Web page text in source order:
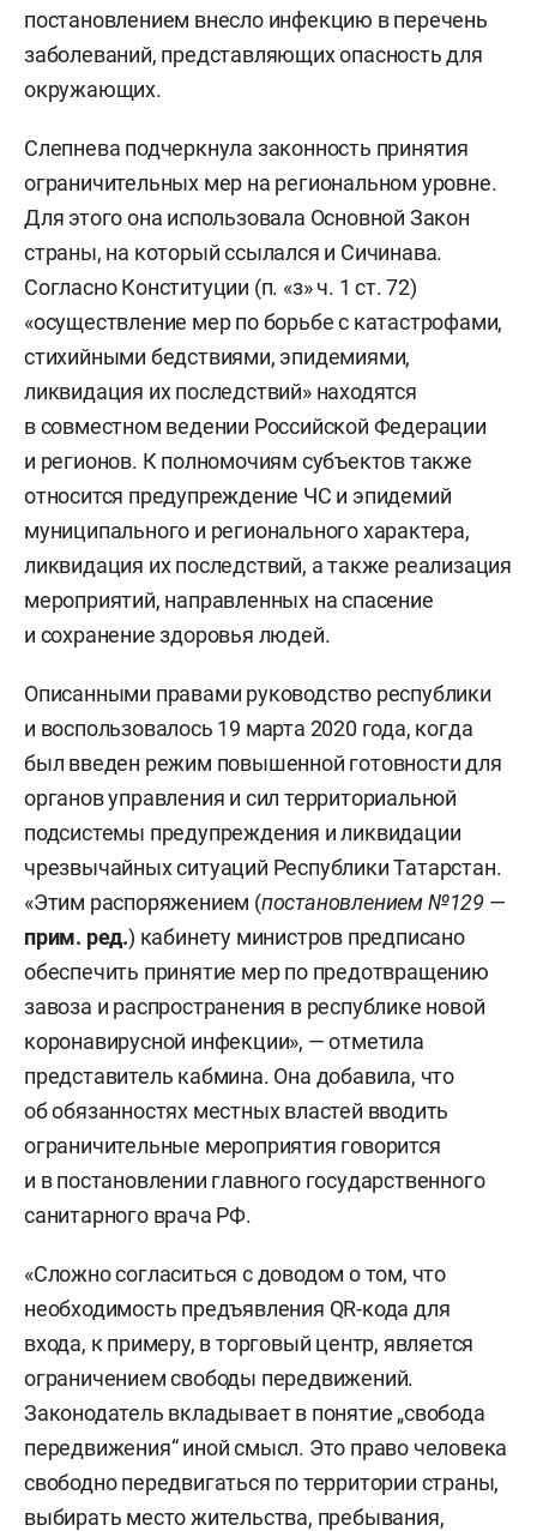
постановлением внесло инфекцию в перечень
заболеваний, представляющих опасность для
окружающих.
Слепнева подчеркнула законность принятия
ограничительных мер на региональном уровне.
Для этого она использовала Основной Закон
страны, на который ссылался и Сичинава.
Согласно Конституции (п. «з» ч. 1 ст. 72)
«осуществление мер по борьбе с катастрофами,
стихийными бедствиями, эпидемиями,
ликвидация их последствий» находятся
в совместном ведении Российской Федерации
и регионов. К полномочиям субъектов также
относится предупреждение ЧС и эпидемий
муниципального и регионального характера,
ликвидация их последствий, а также реализация
мероприятий, направленных на спасение
и сохранение здоровья людей.
Описанными правами руководство республики
и воспользовалось 19 марта 2020 года, когда
был введен режим повышенной готовности для
органов управления и сил территориальной
подсистемы предупреждения и ликвидации
чрезвычайных ситуаций Республики Татарстан.
«Этим распоряжением (постановлением №129 —
прим. ред.) кабинету министров предписано
обеспечить принятие мер по предотвращению
завоза и распространения в республике новой
коронавирусной инфекции», — отметила
представитель кабмина. Она добавила, что
об обязанностях местных властей вводить
ограничительные мероприятия говорится
и в постановлении главного государственного
санитарного врача РФ.
«Сложно согласиться с доводом о том, что
необходимость предъявления QR-кода для
входа, к примеру, в торговый центр, является
ограничением свободы передвижений.
Законодатель вкладывает в понятие „свобода
передвижения“ иной смысл. Это право человека
свободно передвигаться по территории страны,
выбирать место жительства, пребывания,